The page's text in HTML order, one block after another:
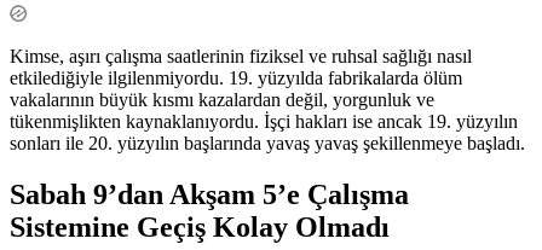
Kimse, aşırı çalışma saatlerinin fiziksel ve ruhsal sağlığı nasıl
etkilediğiyle ilgilenmiyordu. 19. yüzyılda fabrikalarda ölüm
vakalarının büyük kısmı kazalardan değil, yorgunluk ve
tükenmişlikten kaynaklanıyordu. İşçi hakları ise ancak 19. yüzyılın
sonları ile 20. yüzyılın başlarında yavaş yavaş şekillenmeye başladı.
Sabah 9’dan Akşam 5’e Çalışma
Sistemine Geçiş Kolay Olmadı